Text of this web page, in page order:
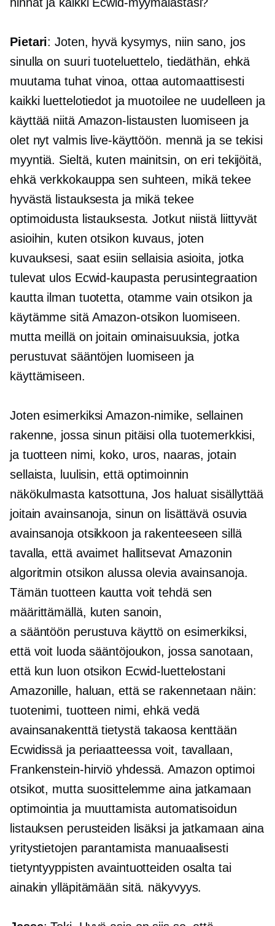
Pietari: Joten, hyvä kysymys, niin sano, jos
sinulla on suuri tuoteluettelo, tiedäthän, ehkä
muutama tuhat vinoa, ottaa automaattisesti
kaikki luettelotiedot ja muotoilee ne uudelleen ja
käyttää niitä Amazon-listausten luomiseen ja
olet nyt valmis live-käyttöön. mennä ja se tekisi
myyntiä. Sieltä, kuten mainitsin, on eri tekijöitä,
ehkä verkkokauppa sen suhteen, mikä tekee
hyvästä listauksesta ja mikä tekee
optimoidusta listauksesta. Jotkut niistä liittyvät
asioihin, kuten otsikon kuvaus, joten
kuvauksesi, saat esiin sellaisia ​​asioita, jotka
tulevat ulos Ecwid-kaupasta perusintegraation
kautta ilman tuotetta, otamme vain otsikon ja
käytämme sitä Amazon-otsikon luomiseen.
mutta meillä on joitain ominaisuuksia, jotka
perustuvat sääntöjen luomiseen ja
käyttämiseen.
Joten esimerkiksi Amazon-nimike, sellainen
rakenne, jossa sinun pitäisi olla tuotemerkkisi,
ja tuotteen nimi, koko, uros, naaras, jotain
sellaista, luulisin, että optimoinnin
näkökulmasta katsottuna, Jos haluat sisällyttää
joitain avainsanoja, sinun on lisättävä osuvia
avainsanoja otsikkoon ja rakenteeseen sillä
tavalla, että avaimet hallitsevat Amazonin
algoritmin otsikon alussa olevia avainsanoja.
Tämän tuotteen kautta voit tehdä sen
määrittämällä, kuten sanoin,
a sääntöön perustuva käyttö on esimerkiksi,
että voit luoda sääntöjoukon, jossa sanotaan,
että kun luon otsikon Ecwid-luettelostani
Amazonille, haluan, että se rakennetaan näin:
tuotenimi, tuotteen nimi, ehkä vedä
avainsanakenttä tietystä takaosakenttään
Ecwidissä ja periaatteessa voit, tavallaan,
Frankenstein-hirviö yhdessä. Amazon optimoi
otsikot, mutta suosittelemme aina jatkamaan
optimointia ja muuttamista automatisoidun
listauksen perusteiden lisäksi ja jatkamaan aina
yritystietojen parantamista manuaalisesti
tietyntyyppisten avaintuotteiden osalta tai
ainakin ylläpitämään sitä. näkyvyys.